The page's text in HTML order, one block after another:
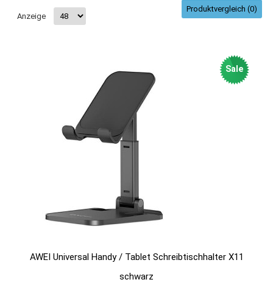
Anzeige
Produktvergleich (0)
Sale
AWEI Universal Handy / Tablet Schreibtischhalter X11
schwarz